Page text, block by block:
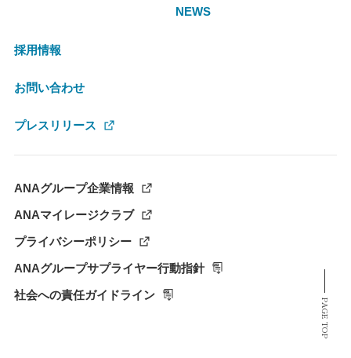
PAGE TOP
NEWS
採用情報
お問い合わせ
プレスリリース
ANAグループ企業情報
ANAマイレージクラブ
プライバシーポリシー
ANAグループサプライヤー行動指針
社会への責任ガイドライン